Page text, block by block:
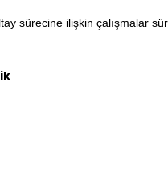
sürecine ilişkin çalışmalar